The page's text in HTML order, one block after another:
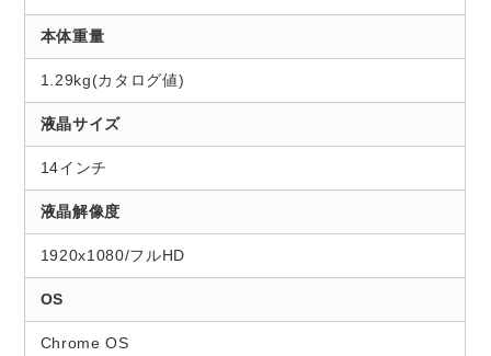
本体重量
1.29kg(カタログ値)
液晶サイズ
14インチ
液晶解像度
1920x1080/フルHD
OS
Chrome OS